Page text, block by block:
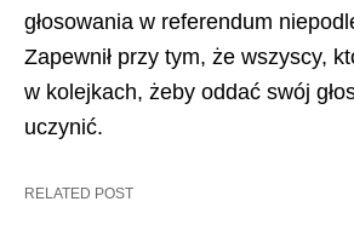
głosowania w referendum
Zapewnił przy tym, że wszyscy,
w kolejkach, żeby oddać swój
uczynić.
RELATED POST